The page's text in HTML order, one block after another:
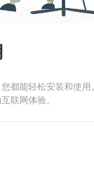
都能轻松安装和使用。
联网体验。